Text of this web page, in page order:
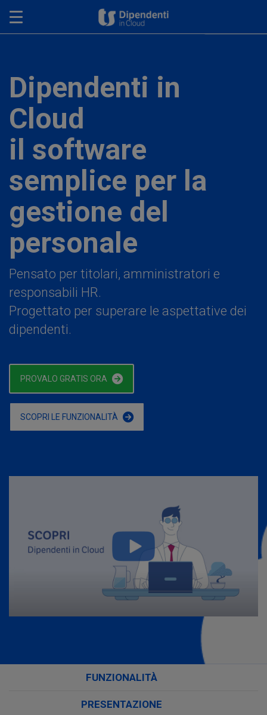
Toggle navigation
Dipendenti in
Cloud
il software
semplice per la
gestione del
personale
Pensato per titolari, amministratori e
responsabili HR.
Progettato per superare le aspettative dei
dipendenti.
PROVALO GRATIS ORA
SCOPRI LE FUNZIONALITÀ
FUNZIONALITÀ
PRESENTAZIONE